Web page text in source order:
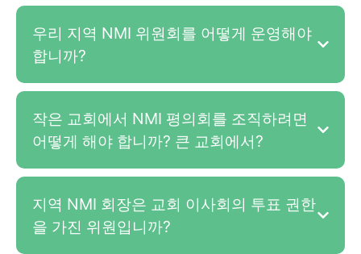
우리 지역 NMI 위원회를 어떻게 운영해야
합니까?
작은 교회에서 NMI 평의회를 조직하려면
어떻게 해야 합니까? 큰 교회에서?
지역 NMI 회장은 교회 이사회의 투표 권한
을 가진 위원입니까?